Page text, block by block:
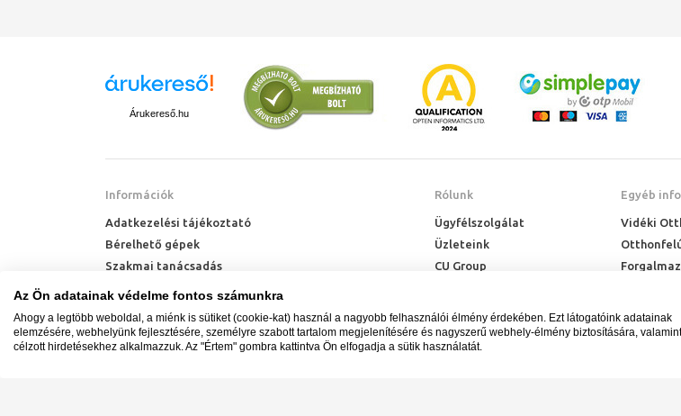
Árukereső.hu
Információk
Adatkezelési tájékoztató
Bérelhető gépek
Szakmai tanácsadás
Technik Cool Pro hőszivattyú tájékoztató
Hőszivattyú kalkulátor
Rólunk
Ügyfélszolgálat
Üzleteink
CU Group
Egyéb
Vidéki
Az Ön adatainak védelme fontos számunkra
Ahogy a legtöbb weboldal, a miénk is sütiket (cookie-kat) használ a nagyobb felhasználói élmény érdekében. Ezt látogatóink adatainak
elemzésére, webhelyünk fejlesztésére, személyre szabott tartalom megjelenítésére és nagyszerű webhely-élmény biztosítására, valamint
célzott hirdetésekhez alkalmazzuk. Az "Értem" gombra kattintva Ön elfogadja a sütik használatát.